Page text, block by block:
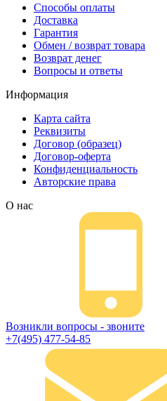
Способы оплаты
Доставка
Гарантия
Обмен / возврат товара
Возврат денег
Вопросы и ответы
Информация
Карта сайта
Реквизиты
Договор (образец)
Договор-оферта
Конфиденциальность
Авторские права
О нас
Возникли вопросы - звоните
+7(495) 477-54-85